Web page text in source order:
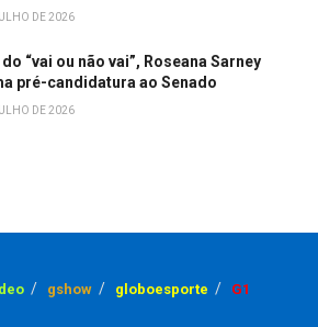
DE 2026
“vai ou não vai”, Roseana Sarney
pré-candidatura ao Senado
DE 2026
gshow globoesporte G1